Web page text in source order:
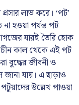
লাভ করে। ‘পট’
হওয়া পর্যন্ত পট
যারই তৈরি হোক
কাল থেকে এই পট
বুদ্ধের জীবনী ও
যায়। এ ছাড়াও
উল্লেখ পাওয়া